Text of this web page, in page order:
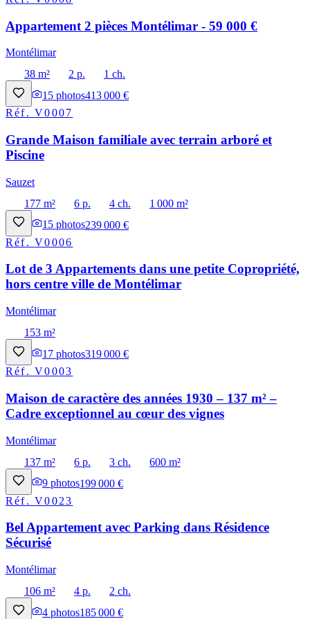
Appartement 2 pièces Montélimar - 59 000 €
Montélimar
38 m²
2 p.
1 ch.
15 photos413 000 €
Réf.V0007
Grande Maison familiale avec terrain arboré et
Piscine
Sauzet
177 m²
6 p. 4 ch.
1 000 m²
15 photos239 000 €
Réf.V0006
Lot de 3 Appartements dans une petite Copropriété,
hors centre ville de Montélimar
Montélimar
153 m²
17 photos319 000 €
Réf.V0003
Maison de caractère des années 1930 – 137 m² –
Cadre exceptionnel au cœur des vignes
Montélimar
137 m²
6 p. 3 ch.
600 m²
9 photos199 000 €
Réf.V0023
Bel Appartement avec Parking dans Résidence
Sécurisé
Montélimar
106 m²
4 p.
2 ch.
4 photos185 000 €